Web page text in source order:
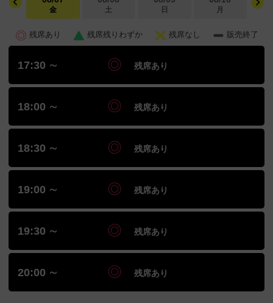
金 土 日 月
残席あり 残席残りわずか 残席なし 販売終了
17:30 ∼ 残席あり
18:00 ∼ 残席あり
18:30 ∼ 残席あり
19:00 ∼ 残席あり
19:30 ∼ 残席あり
20:00 ∼ 残席あり